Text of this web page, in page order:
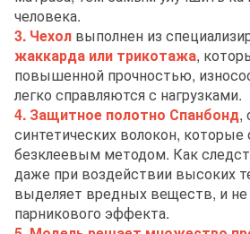
человека.
3. Чехол выполнен из
жаккарда или трикотажа,
повышенной прочностью,
легко справляются с нагрузками.
4. Защитное полотно Спанбонд,
синтетических волокон, которые
безклеевым методом. Как
даже при воздействии высоких
выделяет вредных веществ, и не
парникового эффекта.